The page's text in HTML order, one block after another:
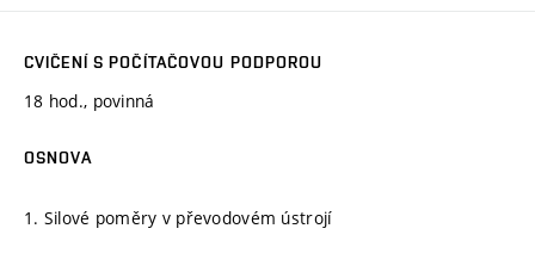
CVIČENÍ S POČÍTAČOVOU PODPOROU
18 hod., povinná
OSNOVA
1. Silové poměry v převodovém ústrojí